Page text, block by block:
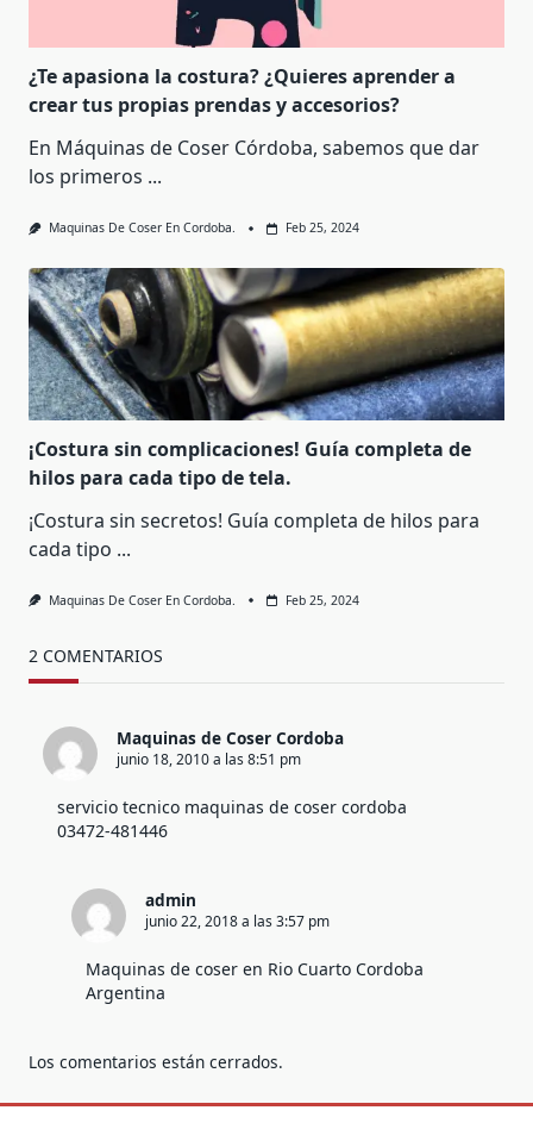
¿Te apasiona la costura? ¿Quieres aprender a
crear tus propias prendas y accesorios?
En Máquinas de Coser Córdoba, sabemos que dar
los primeros ...
Maquinas De Coser En Cordoba. Feb 25, 2024
¡Costura sin complicaciones! Guía completa de
hilos para cada tipo de tela.
¡Costura sin secretos! Guía completa de hilos para
cada tipo ...
Maquinas De Coser En Cordoba. Feb 25, 2024
2 COMENTARIOS
Maquinas de Coser Cordoba
junio 18, 2010 a las 8:51 pm
servicio tecnico maquinas de coser cordoba
03472-481446
admin
junio 22, 2018 a las 3:57 pm
Maquinas de coser en Rio Cuarto Cordoba
Argentina
Los comentarios están cerrados.